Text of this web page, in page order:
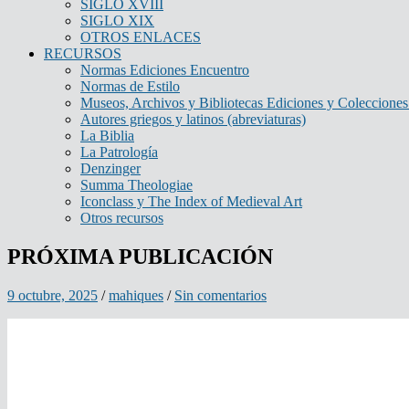
SIGLO XVIII
SIGLO XIX
OTROS ENLACES
RECURSOS
Normas Ediciones Encuentro
Normas de Estilo
Museos, Archivos y Bibliotecas Ediciones y
Autores griegos y latinos (abreviaturas)
La Biblia
La Patrología
Denzinger
Summa Theologiae
Iconclass y The Index of Medieval Art
Otros recursos
PRÓXIMA PUBLICACIÓN
9 octubre, 2025 /mahiques / Sin comentarios